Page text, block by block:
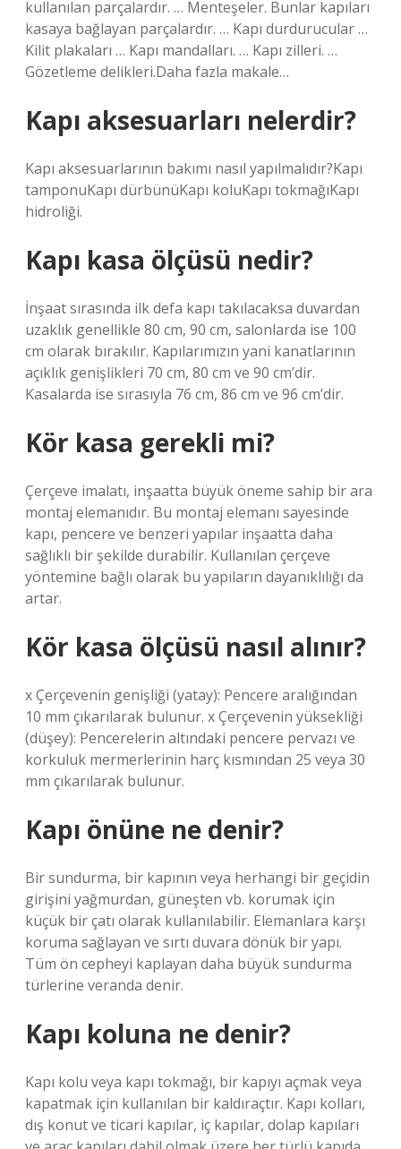
kullanılan parçalardır. … Menteşeler. Bunlar kapıları
kasaya bağlayan parçalardır. … Kapı durdurucular …
Kilit plakaları … Kapı mandalları. … Kapı zilleri. …
Gözetleme delikleri.Daha fazla makale…
Kapı aksesuarları nelerdir?
Kapı aksesuarlarının bakımı nasıl yapılmalıdır?Kapı
tamponuKapı dürbünüKapı koluKapı tokmağıKapı
hidroliği.
Kapı kasa ölçüsü nedir?
İnşaat sırasında ilk defa kapı takılacaksa duvardan
uzaklık genellikle 80 cm, 90 cm, salonlarda ise 100
cm olarak bırakılır. Kapılarımızın yani kanatlarının
açıklık genişlikleri 70 cm, 80 cm ve 90 cm’dir.
Kasalarda ise sırasıyla 76 cm, 86 cm ve 96 cm’dir.
Kör kasa gerekli mi?
Çerçeve imalatı, inşaatta büyük öneme sahip bir ara
montaj elemanıdır. Bu montaj elemanı sayesinde
kapı, pencere ve benzeri yapılar inşaatta daha
sağlıklı bir şekilde durabilir. Kullanılan çerçeve
yöntemine bağlı olarak bu yapıların dayanıklılığı da
artar.
Kör kasa ölçüsü nasıl alınır?
x Çerçevenin genişliği (yatay): Pencere aralığından
10 mm çıkarılarak bulunur. x Çerçevenin yüksekliği
(düşey): Pencerelerin altındaki pencere pervazı ve
korkuluk mermerlerinin harç kısmından 25 veya 30
mm çıkarılarak bulunur.
Kapı önüne ne denir?
Bir sundurma, bir kapının veya herhangi bir geçidin
girişini yağmurdan, güneşten vb. korumak için
küçük bir çatı olarak kullanılabilir. Elemanlara karşı
koruma sağlayan ve sırtı duvara dönük bir yapı.
Tüm ön cepheyi kaplayan daha büyük sundurma
türlerine veranda denir.
Kapı koluna ne denir?
Kapı kolu veya kapı tokmağı, bir kapıyı açmak veya
kapatmak için kullanılan bir kaldıraçtır. Kapı kolları,
dış konut ve ticari kapılar, iç kapılar, dolap kapıları